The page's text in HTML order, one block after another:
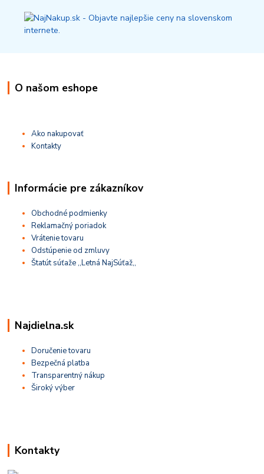
O našom eshope
Ako nakupovať
Kontakty
Informácie pre zákazníkov
Obchodné podmienky
Reklamačný poriadok
Vrátenie tovaru
Odstúpenie od zmluvy
Štatút súťaže ,,Letná NajSúťaž,,
Najdielna.sk
Doručenie tovaru
Bezpečná platba
Transparentný nákup
Široký výber
Kontakty